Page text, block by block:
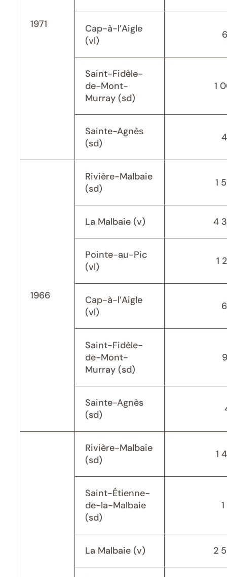
1971
Cap-à-l’Aigle
(vl)
Saint-Fidèle-
de-Mont-
Murray (sd)
1
Sainte-Agnès
(sd)
1966
Rivière-Malbaie
(sd)
1
La Malbaie (v) 4
Pointe-au-Pic
(vl)
1
Cap-à-l’Aigle
(vl)
Saint-Fidèle-
de-Mont-
Murray (sd)
Sainte-Agnès
(sd)
Rivière-Malbaie
(sd)
1
Saint-Étienne-
de-la-Malbaie
(sd)
La Malbaie (v) 2